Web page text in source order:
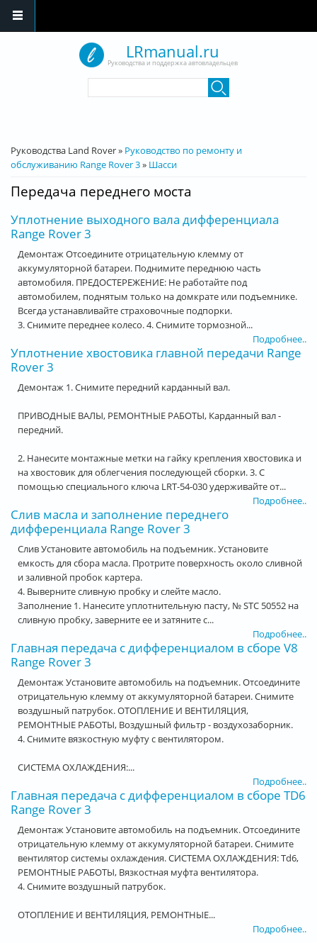
LRmanual.ru
Руководства и поддержка автовладельцев
Вы здесь
Руководства Land Rover» Руководство по ремонту и
обслуживанию Range Rover 3» Шасси
Передача переднего моста
Уплотнение выходного вала дифференциала
Range Rover 3
Демонтаж Отсоедините отрицательную клемму от
аккумуляторной батареи. Поднимите переднюю часть
автомобиля. ПРЕДОСТЕРЕЖЕНИЕ: Не работайте под
автомобилем, поднятым только на домкрате или подъемнике.
Всегда устанавливайте страховочные подпорки.
3. Снимите переднее колесо. 4. Снимите тормозной...
Подробнее..
Уплотнение хвостовика главной передачи Range
Rover 3
Демонтаж 1. Снимите передний карданный вал.
ПРИВОДНЫЕ ВАЛЫ, РЕМОНТНЫЕ РАБОТЫ, Карданный вал -
передний.
2. Нанесите монтажные метки на гайку крепления хвостовика и
на хвостовик для облегчения последующей сборки. 3. С
помощью специального ключа LRT-54-030 удерживайте от...
Подробнее..
Слив масла и заполнение переднего
дифференциала Range Rover 3
Слив Установите автомобиль на подъемник. Установите
емкость для сбора масла. Протрите поверхность около сливной
и заливной пробок картера.
4. Выверните сливную пробку и слейте масло.
Заполнение 1. Нанесите уплотнительную пасту, № STC 50552 на
сливную пробку, заверните ее и затяните с...
Подробнее..
Главная передача с дифференциалом в сборе V8
Range Rover 3
Демонтаж Установите автомобиль на подъемник. Отсоедините
отрицательную клемму от аккумуляторной батареи. Снимите
воздушный патрубок. ОТОПЛЕНИЕ И ВЕНТИЛЯЦИЯ,
РЕМОНТНЫЕ РАБОТЫ, Воздушный фильтр - воздухозаборник.
4. Снимите вязкостную муфту с вентилятором.
СИСТЕМА ОХЛАЖДЕНИЯ:...
Подробнее..
Главная передача с дифференциалом в сборе TD6
Range Rover 3
Демонтаж Установите автомобиль на подъемник. Отсоедините
отрицательную клемму от аккумуляторной батареи. Снимите
вентилятор системы охлаждения. СИСТЕМА ОХЛАЖДЕНИЯ: Td6,
РЕМОНТНЫЕ РАБОТЫ, Вязкостная муфта вентилятора.
4. Снимите воздушный патрубок.
ОТОПЛЕНИЕ И ВЕНТИЛЯЦИЯ, РЕМОНТНЫЕ...
Подробнее..